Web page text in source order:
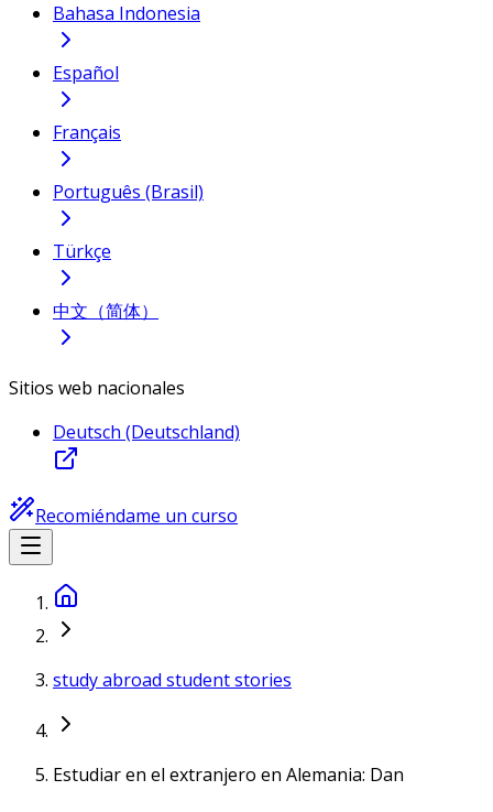
Bahasa Indonesia
Español
Français
Português (Brasil)
Türkçe
中文（简体）
Sitios web nacionales
Deutsch (Deutschland)
Recomiéndame un curso
study abroad student stories
Estudiar en el extranjero en Alemania: Dan